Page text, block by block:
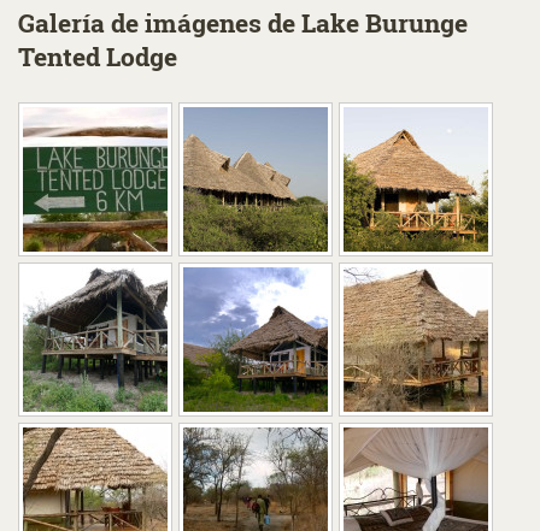
Galería de imágenes de Lake Burunge
Tented Lodge